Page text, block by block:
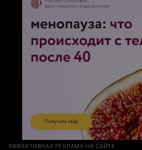
ЭФФЕКТИВНАЯ РЕКЛАМА НА САЙТЕ